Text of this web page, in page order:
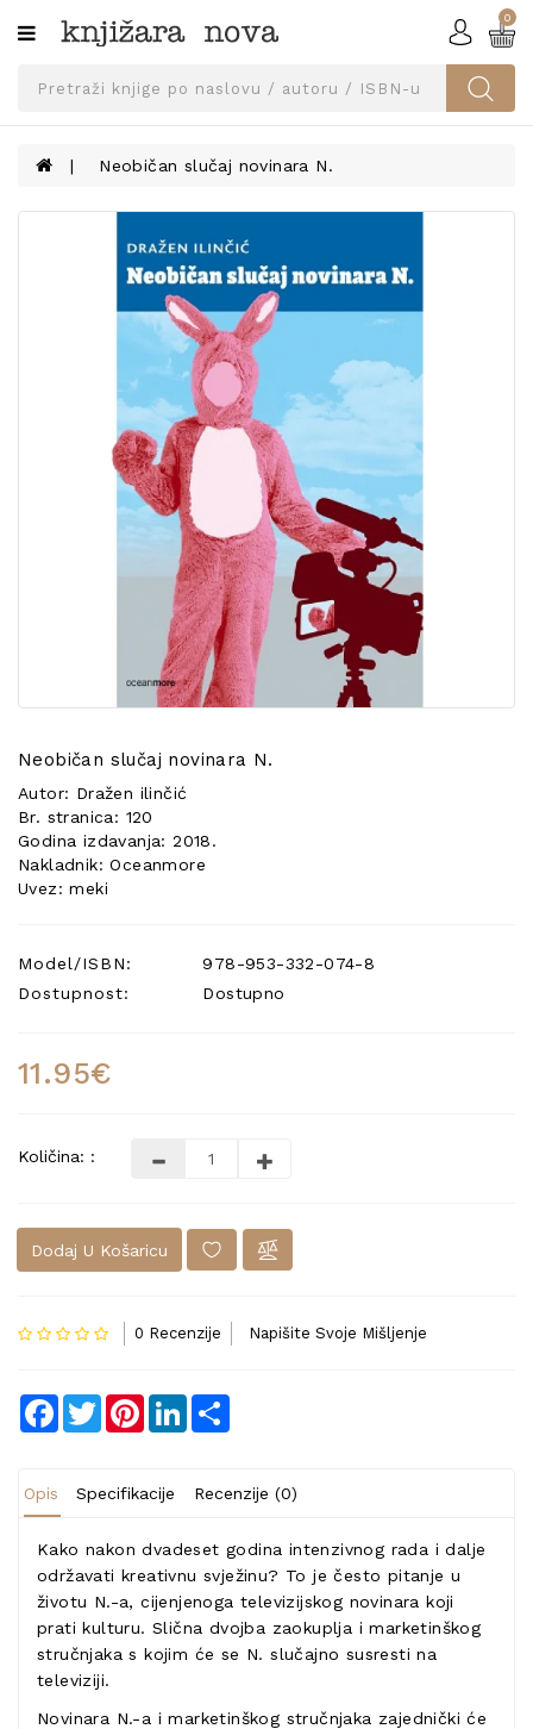
Kategorije
SVEUČILIŠNA
UDŽBENICI
KNJIGE
PRIBOR
0
Neobičan slučaj novinara N.
Neobičan slučaj novinara N.
Autor: Dražen ilinčić
Br. stranica: 120
Godina izdavanja: 2018.
Nakladnik: Oceanmore
Uvez: meki
Model/ISBN:
978-953-332-074-8
Dostupnost:
Dostupno
11.95€
Količina: :
Dodaj U Košaricu
0 Recenzije Napišite Svoje Mišljenje
Facebook
TwitterPinterestLinkedIn
Opis Specifikacije Recenzije (0)
Kako nakon dvadeset godina intenzivnog rada i dalje
održavati kreativnu svježinu? To je često pitanje u
životu N.-a, cijenjenoga televizijskog novinara koji
prati kulturu. Slična dvojba zaokuplja i marketinškog
stručnjaka s kojim će se N. slučajno susresti na
televiziji.
Novinara N.-a i marketinškog stručnjaka zajednički će